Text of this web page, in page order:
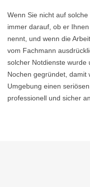
Wenn Sie nicht auf
immer darauf, ob er
nennt, und wenn die
vom Fachmann
solcher Notdienste wurde
Nochen gegründet, damit
Umgebung einen
professionell und sicher